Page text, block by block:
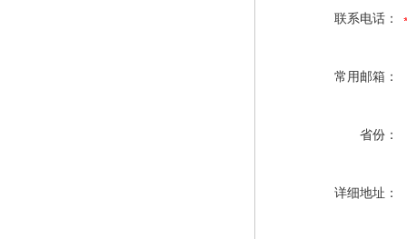
联系电话：
常用邮箱：
省份：
详细地址：